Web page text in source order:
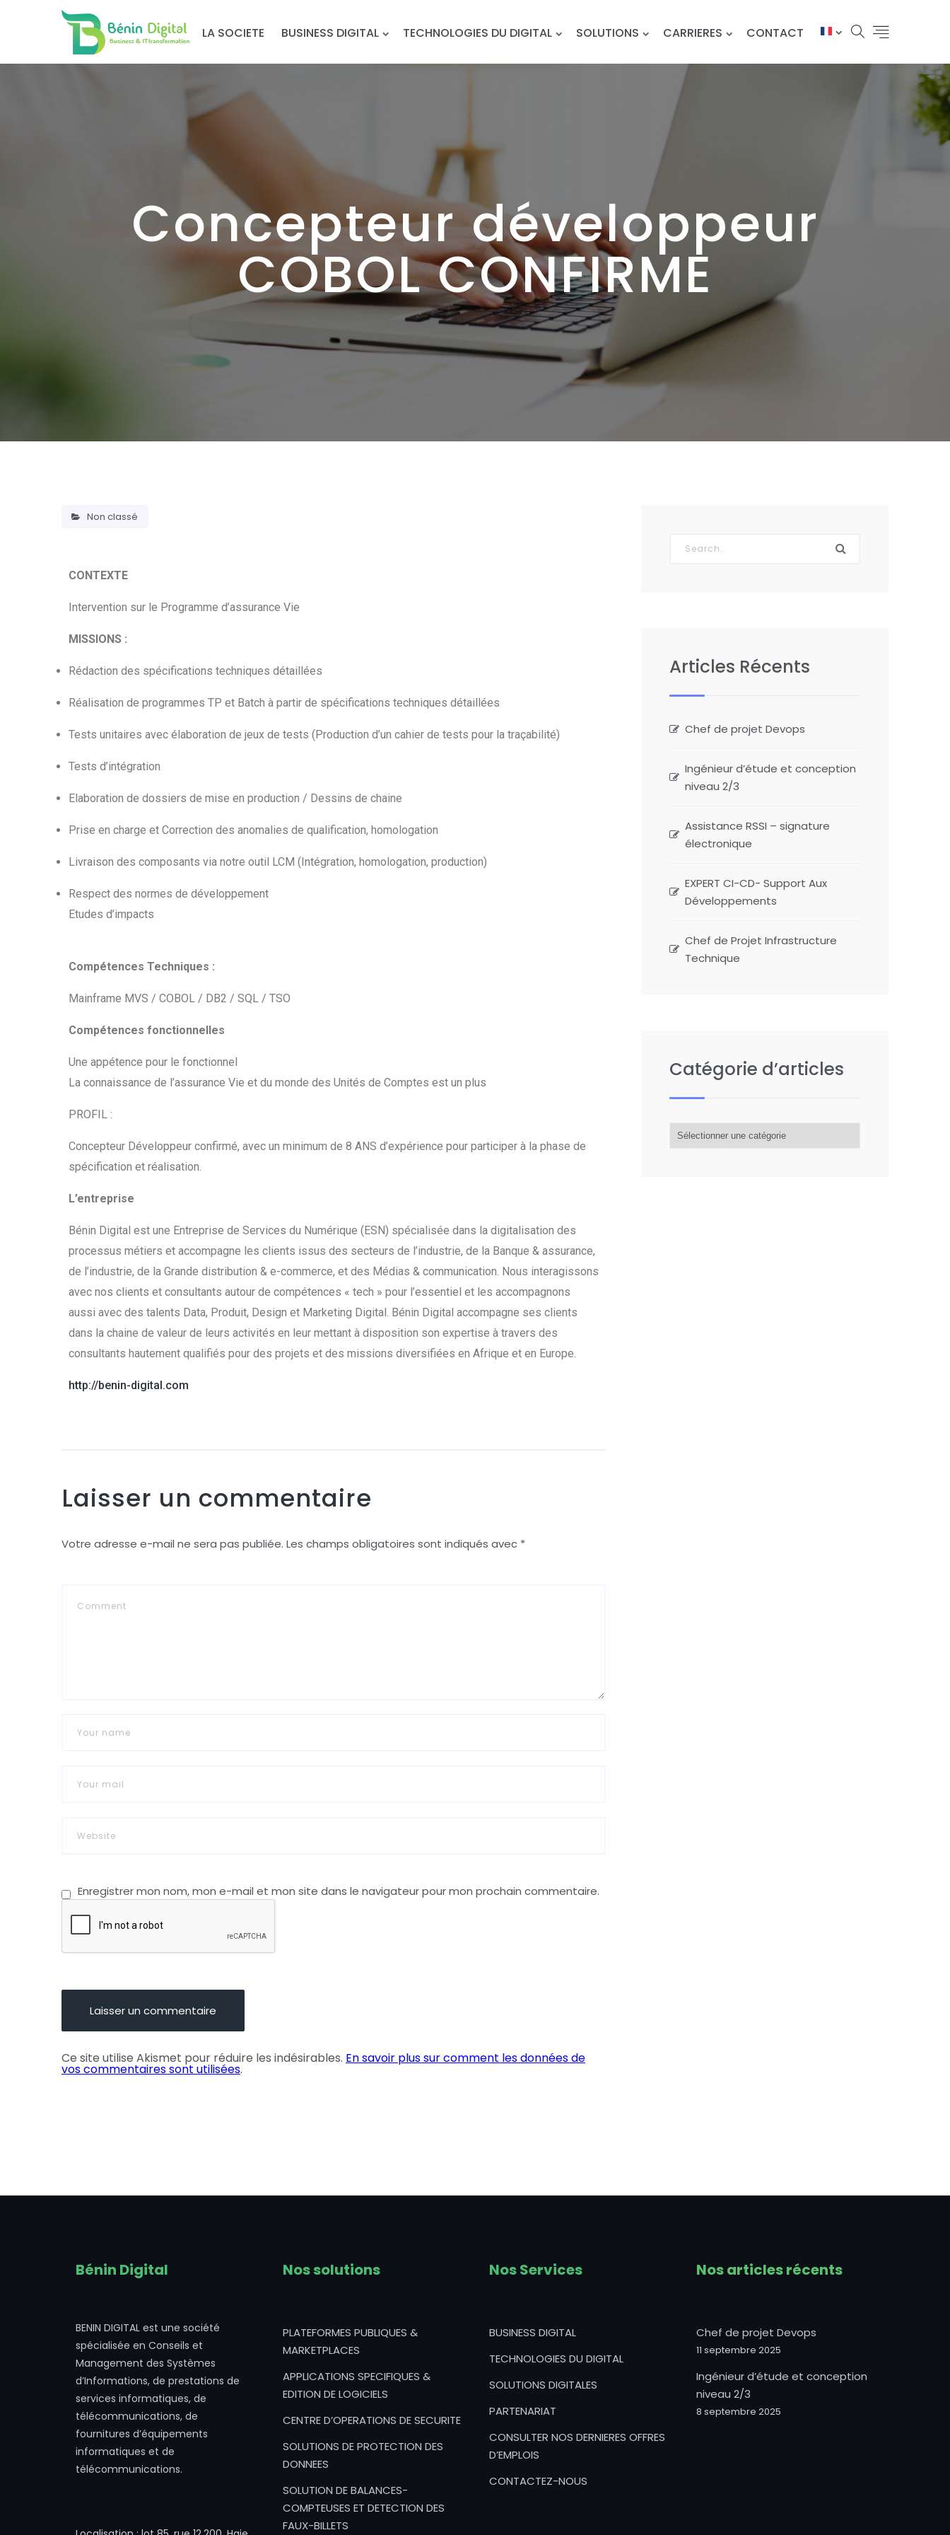
LA SOCIETE BUSINESS DIGITAL TECHNOLOGIES DU DIGITAL SOLUTIONS CARRIERES CONTACT
Concepteur développeur
COBOL CONFIRME
Non classé
CONTEXTE
Intervention sur le Programme d’assurance Vie
MISSIONS :
Rédaction des spécifications techniques détaillées
Réalisation de programmes TP et Batch à partir de spécifications techniques détaillées
Tests unitaires avec élaboration de jeux de tests (Production d’un cahier de tests pour la traçabilité)
Tests d’intégration
Elaboration de dossiers de mise en production / Dessins de chaine
Prise en charge et Correction des anomalies de qualification, homologation
Livraison des composants via notre outil LCM (Intégration, homologation, production)
Respect des normes de développement
Etudes d’impacts
Compétences Techniques :
Mainframe MVS / COBOL / DB2 / SQL / TSO
Compétences fonctionnelles
Une appétence pour le fonctionnel
La connaissance de l’assurance Vie et du monde des Unités de Comptes est un plus
PROFIL :
Concepteur Développeur confirmé, avec un minimum de 8 ANS d’expérience pour participer à la phase de
spécification et réalisation.
L’entreprise
Bénin Digital est une Entreprise de Services du Numérique (ESN) spécialisée dans la digitalisation des
processus métiers et accompagne les clients issus des secteurs de l’industrie, de la Banque & assurance,
de l’industrie, de la Grande distribution & e-commerce, et des Médias & communication. Nous interagissons
avec nos clients et consultants autour de compétences « tech » pour l’essentiel et les accompagnons
aussi avec des talents Data, Produit, Design et Marketing Digital. Bénin Digital accompagne ses clients
dans la chaine de valeur de leurs activités en leur mettant à disposition son expertise à travers des
consultants hautement qualifiés pour des projets et des missions diversifiées en Afrique et en Europe.
http://benin-digital.com
Laisser un commentaire
Votre adresse e-mail ne sera pas publiée. Les champs obligatoires sont indiqués avec *
Enregistrer mon nom, mon e-mail et mon site dans le navigateur pour mon prochain commentaire.
Ce site utilise Akismet pour réduire les indésirables. En savoir plus sur comment les données de
vos commentaires sont utilisées.
Articles Récents
Chef de projet Devops
Ingénieur d’étude et conception
niveau 2/3
Assistance RSSI – signature
électronique
EXPERT CI-CD- Support Aux
Développements
Chef de Projet Infrastructure
Technique
Catégorie d’articles
Bénin Digital
BENIN DIGITAL est une société
spécialisée en Conseils et
Management des Systèmes
d’Informations, de prestations de
services informatiques, de
télécommunications, de
fournitures d’équipements
informatiques et de
télécommunications.
Nos solutions
PLATEFORMES PUBLIQUES &
MARKETPLACES
APPLICATIONS SPECIFIQUES &
EDITION DE LOGICIELS
CENTRE D’OPERATIONS DE SECURITE
SOLUTIONS DE PROTECTION DES
DONNEES
SOLUTION DE BALANCES-
COMPTEUSES ET DETECTION DES
FAUX-BILLETS
Nos Services
BUSINESS DIGITAL
TECHNOLOGIES DU DIGITAL
SOLUTIONS DIGITALES
PARTENARIAT
CONSULTER NOS DERNIERES OFFRES
D’EMPLOIS
CONTACTEZ-NOUS
Nos articles récents
Chef de projet Devops
11 septembre 2025
Ingénieur d’étude et conception
niveau 2/3
8 septembre 2025